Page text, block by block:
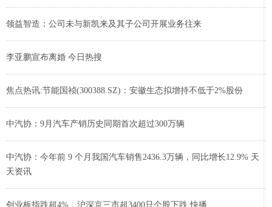
领益智造：公司未与新凯来及其子公司开展业务往来
李亚鹏宣布离婚 今日热搜
焦点热讯:节能国祯(300388.SZ)：安徽生态拟增持不低于2%股份
中汽协：9月汽车产销历史同期首次超过300万辆
中汽协：今年前 9 个月我国汽车销售2436.3万辆，同比增长12.9% 天
天资讯
创业板指跌超4%，沪深京三市超3400只个股下跌 快播